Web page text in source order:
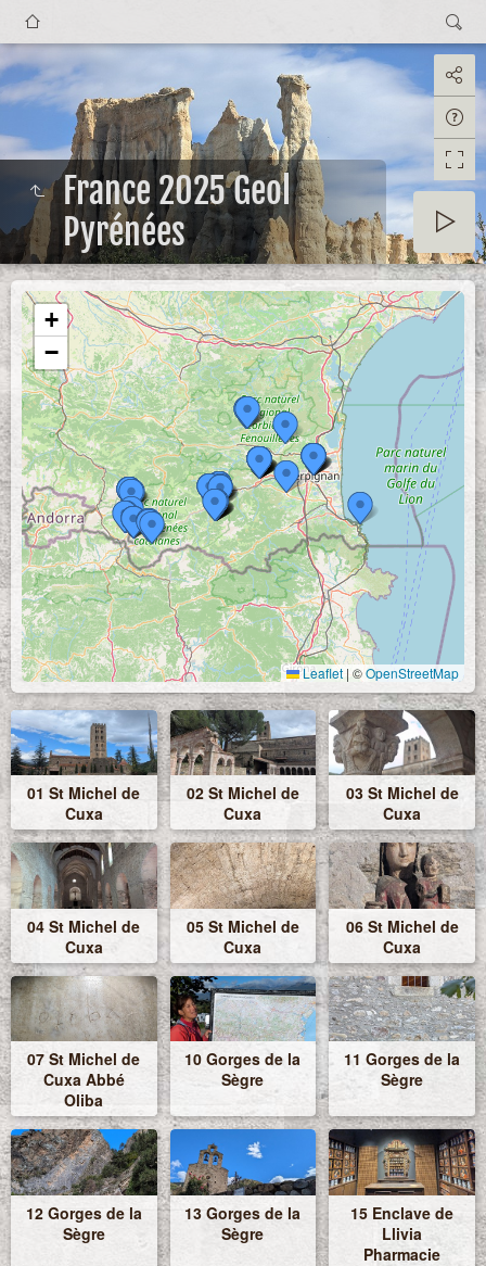
France 2025 Geol
Pyrénées
+
−
Leaflet | ©OpenStreetMap
01 St Michel de
Cuxa
02 St Michel de
Cuxa
03 St Michel de
Cuxa
04 St Michel de
Cuxa
05 St Michel de
Cuxa
06 St Michel de
Cuxa
07 St Michel de
Cuxa Abbé
Oliba
10 Gorges de la
Sègre
11 Gorges de la
Sègre
12 Gorges de la
Sègre
13 Gorges de la
Sègre
15 Enclave de
Llivia
Pharmacie